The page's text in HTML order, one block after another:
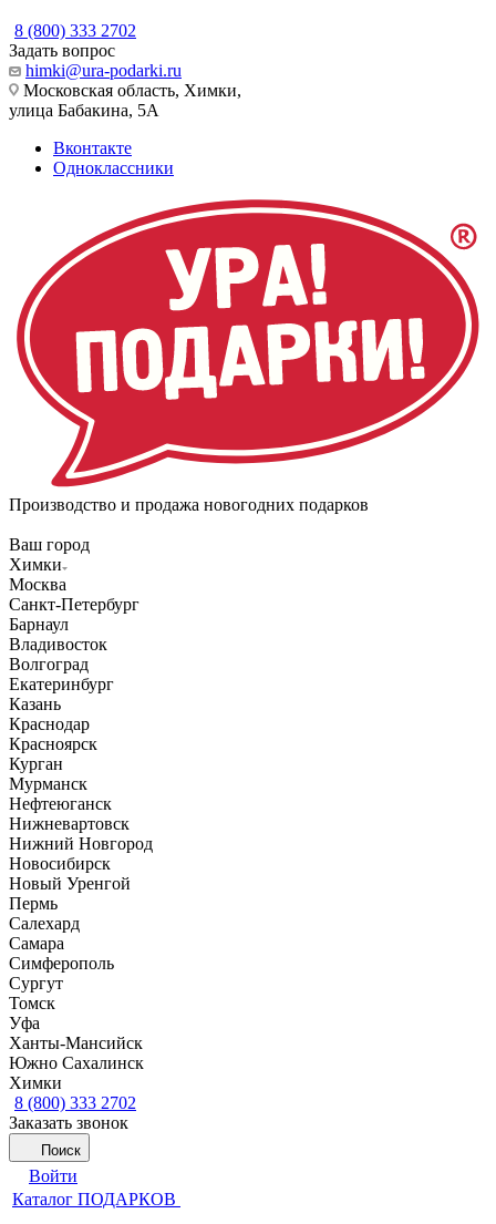
8 (800) 333 2702
Задать вопрос
himki@ura-podarki.ru
Московская область, Химки,
улица Бабакина, 5А
Вконтакте
Одноклассники
Производство и продажа новогодних подарков
Ваш город
Химки
Москва
Санкт-Петербург
Барнаул
Владивосток
Волгоград
Екатеринбург
Казань
Краснодар
Красноярск
Курган
Мурманск
Нефтеюганск
Нижневартовск
Нижний Новгород
Новосибирск
Новый Уренгой
Пермь
Салехард
Самара
Симферополь
Сургут
Томск
Уфа
Ханты-Мансийск
Южно Сахалинск
Химки
8 (800) 333 2702
Заказать звонок
Поиск
Войти
Каталог ПОДАРКОВ